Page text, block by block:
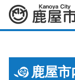
鹿屋
鹿屋